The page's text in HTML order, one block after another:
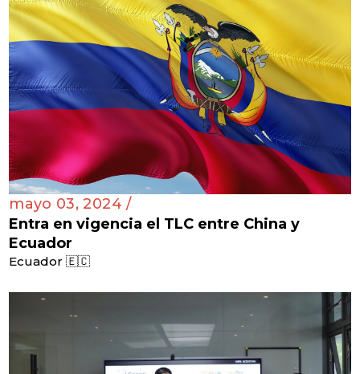
mayo 03, 2024 /
Entra en vigencia el TLC entre China y
Ecuador
Ecuador 🇪🇨